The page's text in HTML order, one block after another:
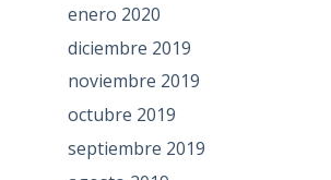
enero 2020
diciembre 2019
noviembre 2019
octubre 2019
septiembre 2019